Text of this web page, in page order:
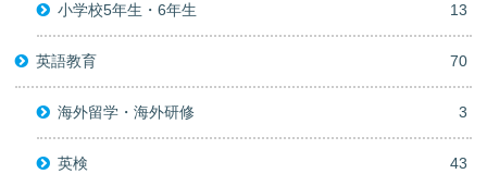
小学校5年生・6年生 13
英語教育 70
海外留学・海外研修 3
英検 43